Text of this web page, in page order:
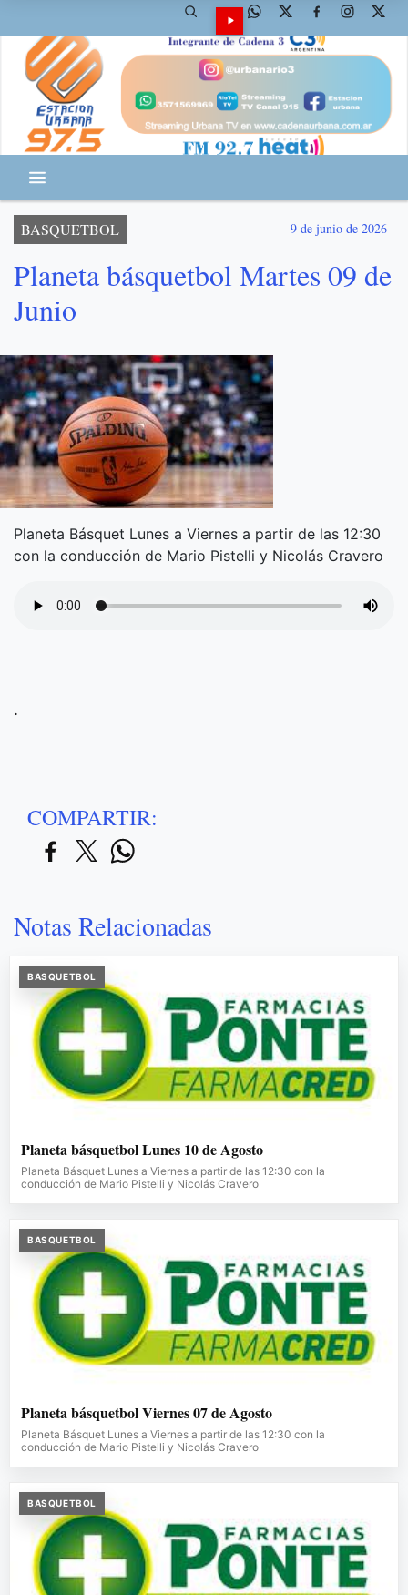
BASQUETBOL 9 de junio de 2026
Planeta básquetbol Martes 09 de
Junio
Planeta Básquet Lunes a Viernes a partir de las 12:30
con la conducción de Mario Pistelli y Nicolás Cravero
.
COMPARTIR:
Notas Relacionadas
BASQUETBOL
Planeta básquetbol Lunes 10 de Agosto
Planeta Básquet Lunes a Viernes a partir de las 12:30 con la
conducción de Mario Pistelli y Nicolás Cravero
BASQUETBOL
Planeta básquetbol Viernes 07 de Agosto
Planeta Básquet Lunes a Viernes a partir de las 12:30 con la
conducción de Mario Pistelli y Nicolás Cravero
BASQUETBOL